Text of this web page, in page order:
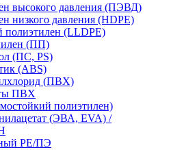
высокого давления (ПЭВД)
низкого давления (HDPE)
(LLDPE)
(ПП)
(ПС, PS)
(ABS)
(ПВХ)
ПВХ
полиэтилен)
(ЭВА, EVA) /
PE/ПЭ